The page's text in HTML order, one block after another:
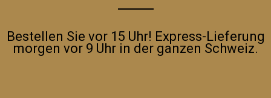
Bestellen Sie vor 15 Uhr! Express-Lieferung
morgen vor 9 Uhr in der ganzen Schweiz.